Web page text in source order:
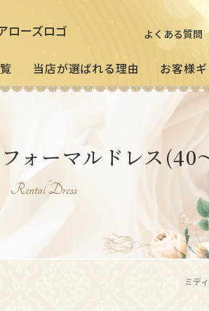
よくある質問
祖母様の
フォーマ
(おばあ様
お父様用モーニ
当店が選ばれる理由 お客様
[宅配]
試着・レンタルの流れ
オーダードレス
フォーマルドレス
Rental Dress